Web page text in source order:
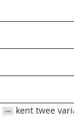
kent twee